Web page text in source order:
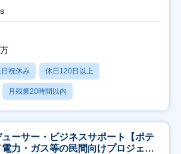
祝休み 休日120日以上
月残業20時間以内
ーサー・ビジネスサポート【ポテ
力・ガス等の民間向けプロジェク